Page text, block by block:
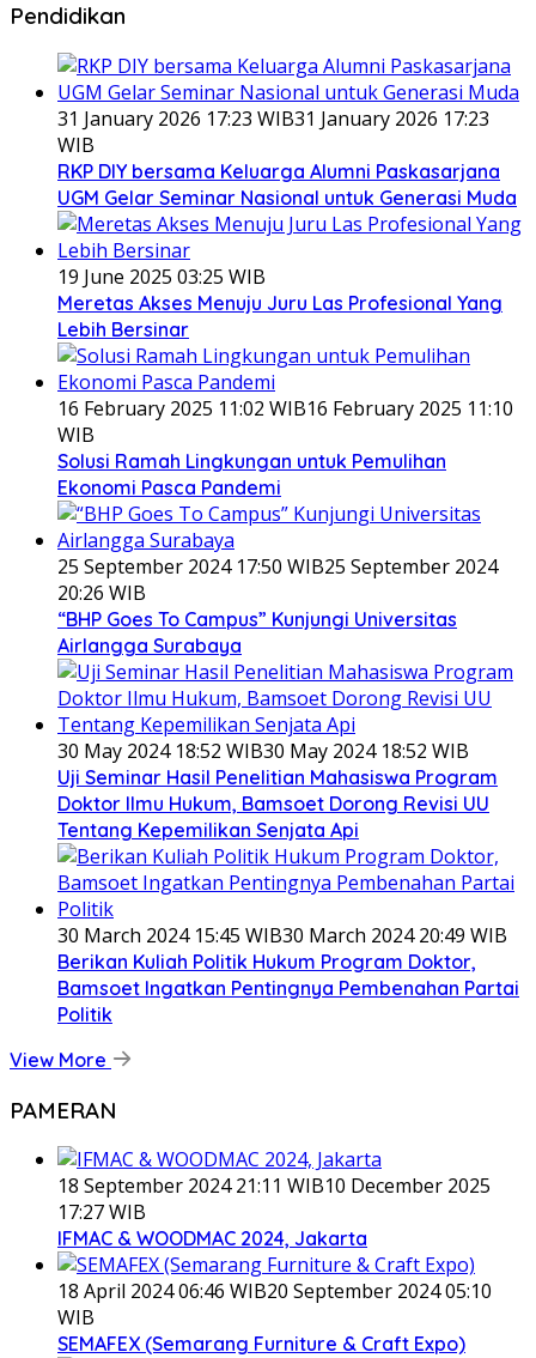
Pendidikan
31 January 2026 17:23 WIB31 January 2026 17:23
WIB
RKP DIY bersama Keluarga Alumni Paskasarjana
UGM Gelar Seminar Nasional untuk Generasi Muda
19 June 2025 03:25 WIB
Meretas Akses Menuju Juru Las Profesional Yang
Lebih Bersinar
16 February 2025 11:02 WIB16 February 2025 11:10
WIB
Solusi Ramah Lingkungan untuk Pemulihan
Ekonomi Pasca Pandemi
25 September 2024 17:50 WIB25 September 2024
20:26 WIB
“BHP Goes To Campus” Kunjungi Universitas
Airlangga Surabaya
30 May 2024 18:52 WIB30 May 2024 18:52 WIB
Uji Seminar Hasil Penelitian Mahasiswa Program
Doktor Ilmu Hukum, Bamsoet Dorong Revisi UU
Tentang Kepemilikan Senjata Api
30 March 2024 15:45 WIB30 March 2024 20:49 WIB
Berikan Kuliah Politik Hukum Program Doktor,
Bamsoet Ingatkan Pentingnya Pembenahan Partai
Politik
View More
PAMERAN
18 September 2024 21:11 WIB10 December 2025
17:27 WIB
IFMAC & WOODMAC 2024, Jakarta
18 April 2024 06:46 WIB20 September 2024 05:10
WIB
SEMAFEX (Semarang Furniture & Craft Expo)